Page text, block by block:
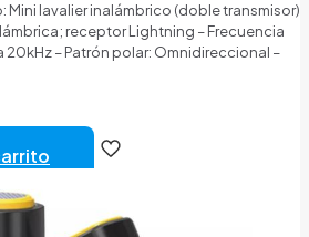
Mini lavalier inalámbrico (doble transmisor)
receptor Lightning – Frecuencia
20kHz – Patrón polar: Omnidireccional –